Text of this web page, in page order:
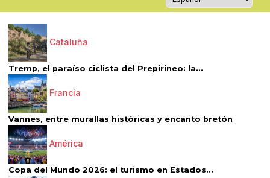
Cataluña
Tremp, el paraíso ciclista del Prepirineo: la...
Francia
Vannes, entre murallas históricas y encanto bretón
América
Copa del Mundo 2026: el turismo en Estados...